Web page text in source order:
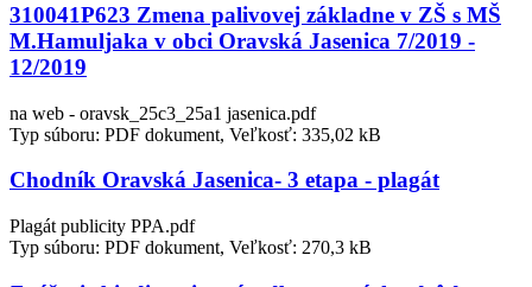
310041P623 Zmena palivovej základne v ZŠ s MŠ
M.Hamuljaka v obci Oravská Jasenica 7/2019 -
12/2019
na web - oravsk_25c3_25a1 jasenica.pdf
Typ súboru: PDF dokument, Veľkosť: 335,02 kB
Chodník Oravská Jasenica- 3 etapa - plagát
Plagát publicity PPA.pdf
Typ súboru: PDF dokument, Veľkosť: 270,3 kB